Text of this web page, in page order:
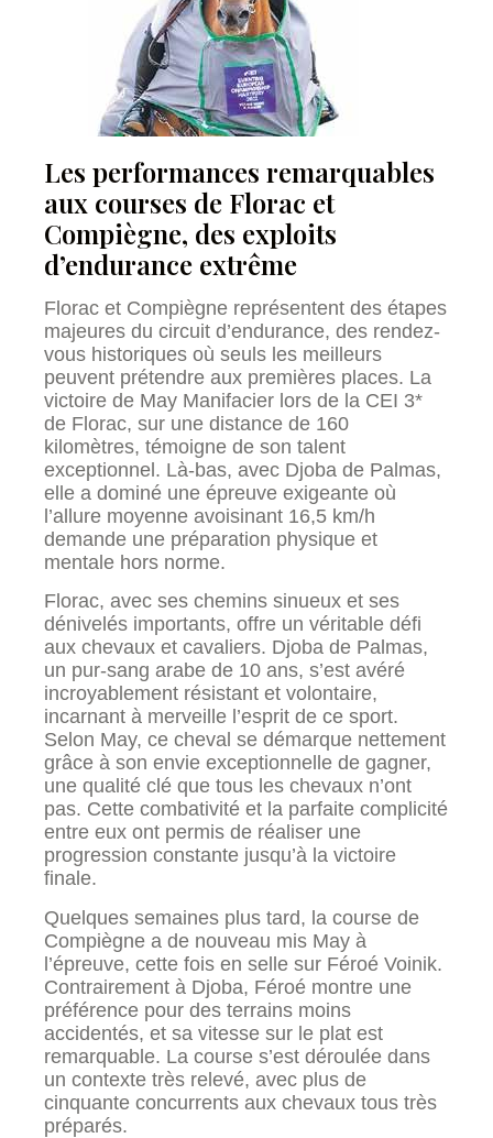
Les performances remarquables
aux courses de Florac et
Compiègne, des exploits
d’endurance extrême
Florac et Compiègne représentent des étapes
majeures du circuit d’endurance, des rendez-
vous historiques où seuls les meilleurs
peuvent prétendre aux premières places. La
victoire de May Manifacier lors de la CEI 3*
de Florac, sur une distance de 160
kilomètres, témoigne de son talent
exceptionnel. Là-bas, avec Djoba de Palmas,
elle a dominé une épreuve exigeante où
l’allure moyenne avoisinant 16,5 km/h
demande une préparation physique et
mentale hors norme.
Florac, avec ses chemins sinueux et ses
dénivelés importants, offre un véritable défi
aux chevaux et cavaliers. Djoba de Palmas,
un pur-sang arabe de 10 ans, s’est avéré
incroyablement résistant et volontaire,
incarnant à merveille l’esprit de ce sport.
Selon May, ce cheval se démarque nettement
grâce à son envie exceptionnelle de gagner,
une qualité clé que tous les chevaux n’ont
pas. Cette combativité et la parfaite complicité
entre eux ont permis de réaliser une
progression constante jusqu’à la victoire
finale.
Quelques semaines plus tard, la course de
Compiègne a de nouveau mis May à
l’épreuve, cette fois en selle sur Féroé Voinik.
Contrairement à Djoba, Féroé montre une
préférence pour des terrains moins
accidentés, et sa vitesse sur le plat est
remarquable. La course s’est déroulée dans
un contexte très relevé, avec plus de
cinquante concurrents aux chevaux tous très
préparés.